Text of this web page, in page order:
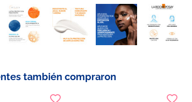
también compraron